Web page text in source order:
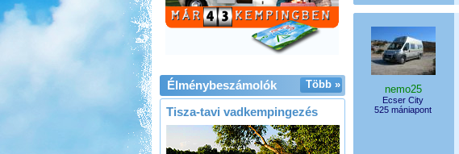
Több »
Élménybeszámolók
Tisza-tavi vadkempingezés
nemo25
Ecser City
525 mániapont